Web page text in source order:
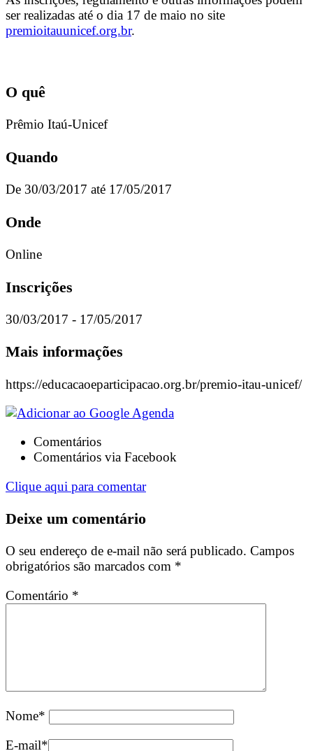
ser realizadas até o dia 17 de maio no site
premioitauunicef.org.br.
O quê
Prêmio Itaú-Unicef
Quando
De 30/03/2017 até 17/05/2017
Onde
Online
Inscrições
30/03/2017 - 17/05/2017
Mais informações
https://educacaoeparticipacao.org.br/premio-itau-unicef/
Comentários
Comentários via Facebook
Clique aqui para comentar
Deixe um comentário
O seu endereço de e-mail não será publicado. Campos
obrigatórios são marcados com *
Comentário *
Nome*
E-mail*